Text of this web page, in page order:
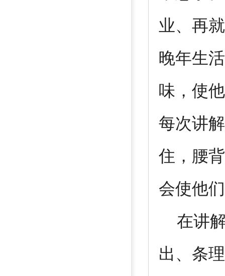
业、再
晚年生
味，使
每次讲
住，腰
会使他
在讲解
出、条